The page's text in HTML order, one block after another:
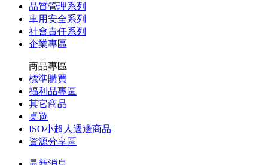
品質管理系列
車用安全系列
社會責任系列
企業專區
商品專區
標準購買
福利品專區
其它商品
桌遊
ISO小超人週邊商品
資源分享區